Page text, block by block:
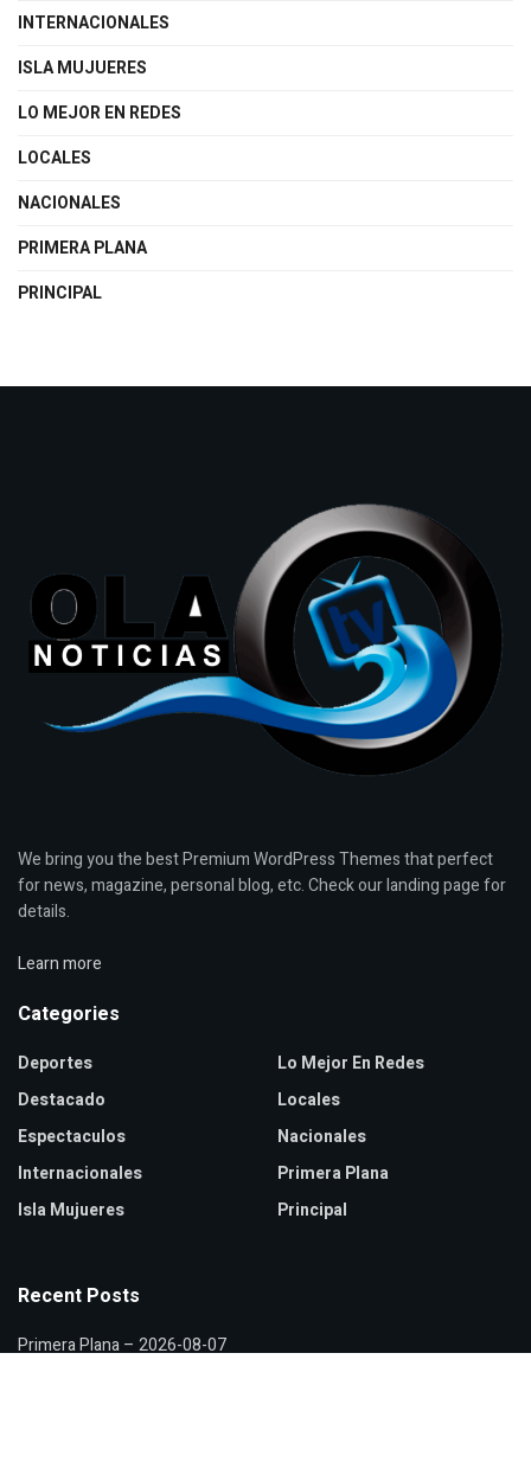
INTERNACIONALES
ISLA MUJUERES
LO MEJOR EN REDES
LOCALES
NACIONALES
PRIMERA PLANA
PRINCIPAL
We bring you the best Premium WordPress Themes that perfect
for news, magazine, personal blog, etc. Check our landing page for
details.
Learn more
Categories
Deportes
Destacado
Espectaculos
Internacionales
Isla Mujueres
Lo Mejor En Redes
Locales
Nacionales
Primera Plana
Principal
Recent Posts
Primera Plana – 2026-08-07